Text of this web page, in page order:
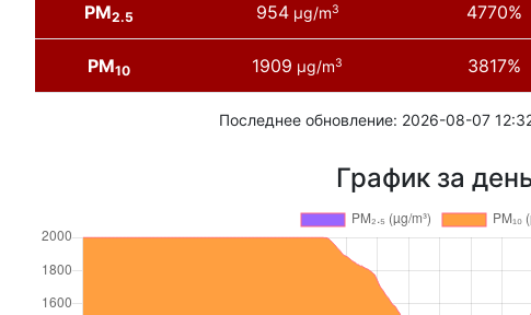
PM2.5 954µg/m3 4770%
PM10 1909 µg/m3 3817%
Последнее обновление: 2026-08-07
График за